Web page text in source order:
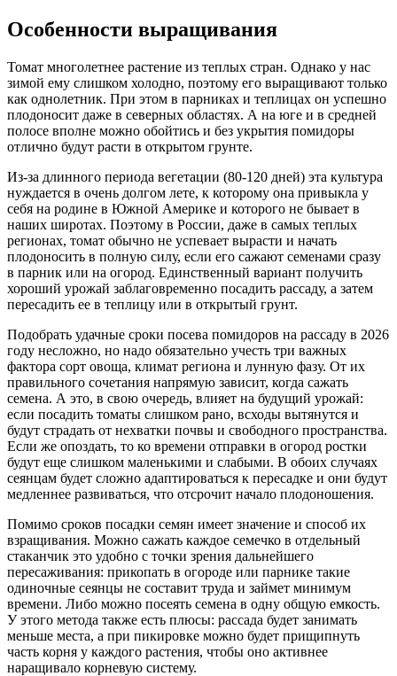
Особенности выращивания
Томат многолетнее растение из теплых стран. Однако у нас
зимой ему слишком холодно, поэтому его выращивают только
как однолетник. При этом в парниках и теплицах он успешно
плодоносит даже в северных областях. А на юге и в средней
полосе вполне можно обойтись и без укрытия помидоры
отлично будут расти в открытом грунте.
Из-за длинного периода вегетации (80-120 дней) эта культура
нуждается в очень долгом лете, к которому она привыкла у
себя на родине в Южной Америке и которого не бывает в
наших широтах. Поэтому в России, даже в самых теплых
регионах, томат обычно не успевает вырасти и начать
плодоносить в полную силу, если его сажают семенами сразу
в парник или на огород. Единственный вариант получить
хороший урожай заблаговременно посадить рассаду, а затем
пересадить ее в теплицу или в открытый грунт.
Подобрать удачные сроки посева помидоров на рассаду в 2026
году несложно, но надо обязательно учесть три важных
фактора сорт овоща, климат региона и лунную фазу. От их
правильного сочетания напрямую зависит, когда сажать
семена. А это, в свою очередь, влияет на будущий урожай:
если посадить томаты слишком рано, всходы вытянутся и
будут страдать от нехватки почвы и свободного пространства.
Если же опоздать, то ко времени отправки в огород ростки
будут еще слишком маленькими и слабыми. В обоих случаях
сеянцам будет сложно адаптироваться к пересадке и они будут
медленнее развиваться, что отсрочит начало плодоношения.
Помимо сроков посадки семян имеет значение и способ их
взращивания. Можно сажать каждое семечко в отдельный
стаканчик это удобно с точки зрения дальнейшего
пересаживания: прикопать в огороде или парнике такие
одиночные сеянцы не составит труда и займет минимум
времени. Либо можно посеять семена в одну общую емкость.
У этого метода также есть плюсы: рассада будет занимать
меньше места, а при пикировке можно будет прищипнуть
часть корня у каждого растения, чтобы оно активнее
наращивало корневую систему.